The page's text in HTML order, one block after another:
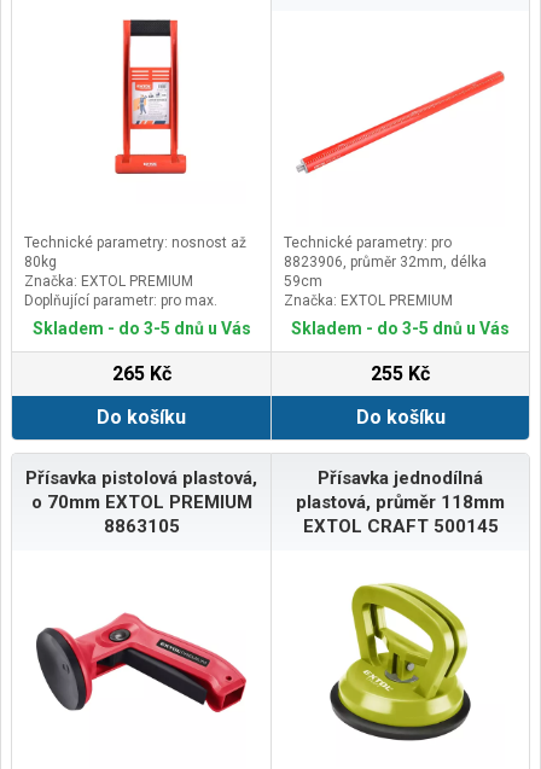
Technické parametry: nosnost až
80kg
Značka: EXTOL PREMIUM
Doplňující parametr: pro max.
tloušťku desky 34mm
Skladem - do 3-5 dnů u Vás
265 Kč
Do košíku
Technické parametry: pro
8823906, průměr 32mm, délka
59cm
Značka: EXTOL PREMIUM
Doplňující parametr: pro zvýšení
dosahu 8823906 do libovolné
Skladem - do 3-5 dnů u Vás
255 Kč
Do košíku
Přísavka pistolová plastová,
o 70mm EXTOL PREMIUM
8863105
Přísavka jednodílná
plastová, průměr 118mm
EXTOL CRAFT 500145